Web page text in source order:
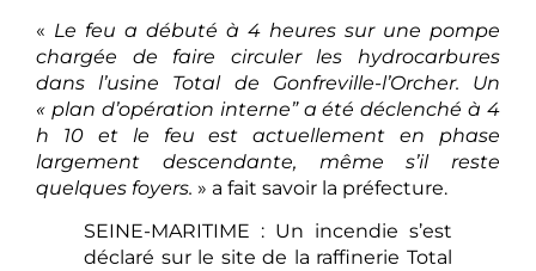
« Le feu a débuté à 4 heures sur une pompe
chargée de faire circuler les hydrocarbures
dans l’usine Total de Gonfreville-l’Orcher. Un
« plan d’opération interne” a été déclenché à 4
h 10 et le feu est actuellement en phase
largement descendante, même s’il reste
quelques foyers. » a fait savoir la préfecture.
SEINE-MARITIME : Un incendie s’est
déclaré sur le site de la raffinerie Total